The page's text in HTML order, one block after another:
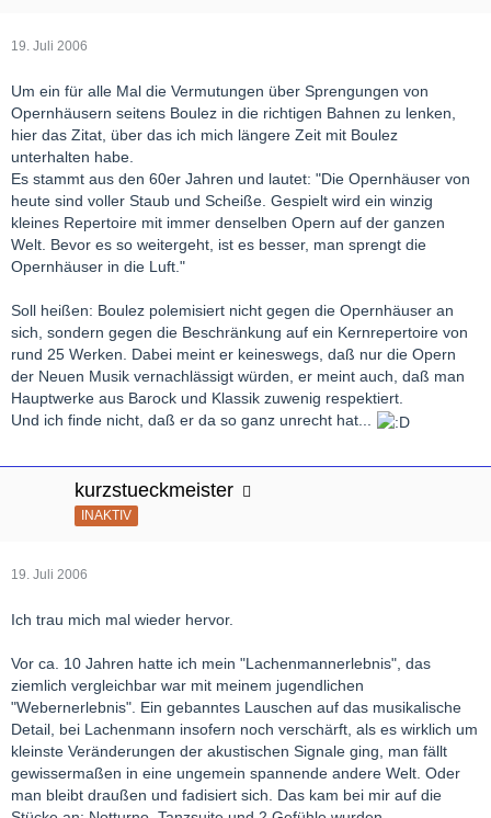
19. Juli 2006
Um ein für alle Mal die Vermutungen über Sprengungen von
Opernhäusern seitens Boulez in die richtigen Bahnen zu lenken,
hier das Zitat, über das ich mich längere Zeit mit Boulez
unterhalten habe.
Es stammt aus den 60er Jahren und lautet: "Die Opernhäuser von
heute sind voller Staub und Scheiße. Gespielt wird ein winzig
kleines Repertoire mit immer denselben Opern auf der ganzen
Welt. Bevor es so weitergeht, ist es besser, man sprengt die
Opernhäuser in die Luft."
Soll heißen: Boulez polemisiert nicht gegen die Opernhäuser an
sich, sondern gegen die Beschränkung auf ein Kernrepertoire von
rund 25 Werken. Dabei meint er keineswegs, daß nur die Opern
der Neuen Musik vernachlässigt würden, er meint auch, daß man
Hauptwerke aus Barock und Klassik zuwenig respektiert.
Und ich finde nicht, daß er da so ganz unrecht hat...
kurzstueckmeister
INAKTIV
19. Juli 2006
Ich trau mich mal wieder hervor.
Vor ca. 10 Jahren hatte ich mein "Lachenmannerlebnis", das
ziemlich vergleichbar war mit meinem jugendlichen
"Webernerlebnis". Ein gebanntes Lauschen auf das musikalische
Detail, bei Lachenmann insofern noch verschärft, als es wirklich um
kleinste Veränderungen der akustischen Signale ging, man fällt
gewissermaßen in eine ungemein spannende andere Welt. Oder
man bleibt draußen und fadisiert sich. Das kam bei mir auf die